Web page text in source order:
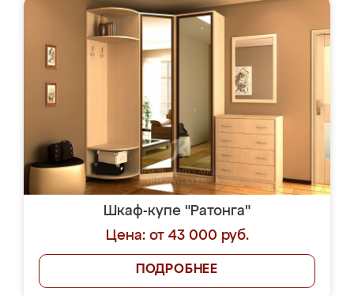
Шкаф-купе "Ратонга"
Цена: от 43 000 руб.
ПОДРОБНЕЕ